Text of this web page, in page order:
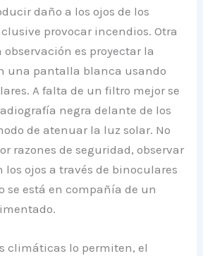
daño a los ojos de los
provocar incendios. Otra
es proyectar la
una pantalla blanca usando
A falta de un filtro mejor se
negra delante de los
de atenuar la luz solar. No
razones de seguridad, observar
ojos a través de binoculares
se está en compañía de un
climáticas lo permiten, el